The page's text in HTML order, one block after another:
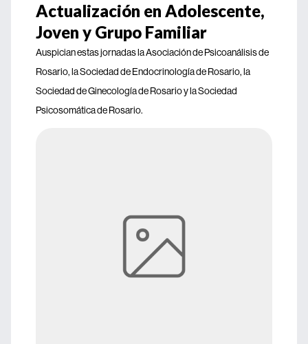
Actualización en Adolescente,
Joven y Grupo Familiar
Auspician estas jornadas la Asociación de Psicoanálisis de
Rosario, la Sociedad de Endocrinología de Rosario, la
Sociedad de Ginecología de Rosario y la Sociedad
Psicosomática de Rosario.